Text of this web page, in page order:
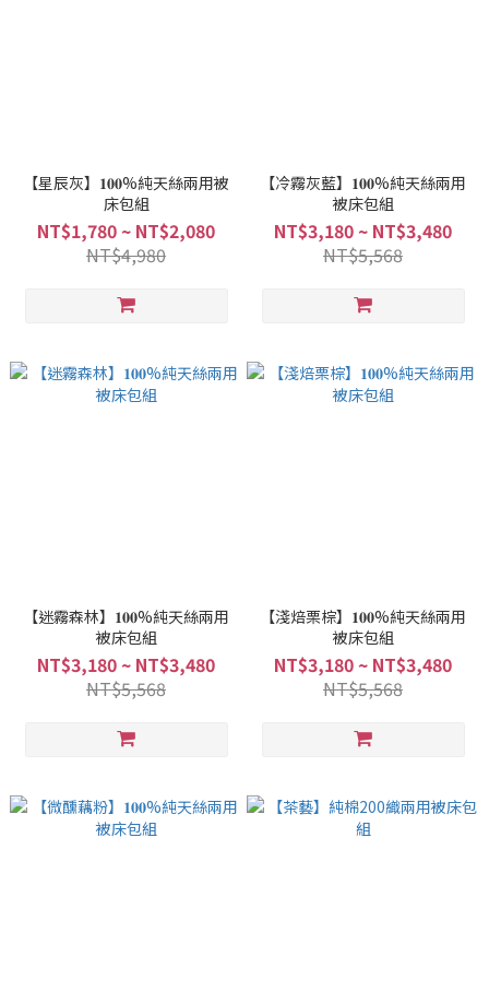
【星辰灰】𝟏𝟎𝟎%純天絲兩用被
床包組
NT$1,780 ~ NT$2,080
NT$4,980
【冷霧灰藍】𝟏𝟎𝟎%純天絲兩用
被床包組
NT$3,180 ~ NT$3,480
NT$5,568
【迷霧森林】𝟏𝟎𝟎%純天絲兩用
被床包組
NT$3,180 ~ NT$3,480
NT$5,568
【淺焙栗棕】𝟏𝟎𝟎%純天絲兩用
被床包組
NT$3,180 ~ NT$3,480
NT$5,568